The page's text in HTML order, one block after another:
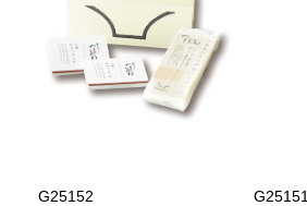
G25152
G25151